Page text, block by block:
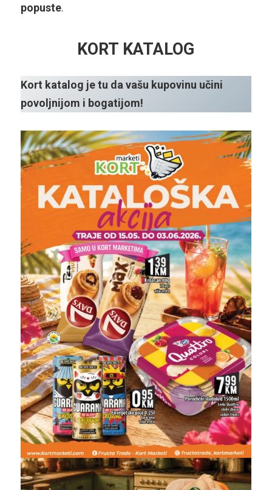
popuste.
KORT KATALOG
Kort katalog je tu da vašu kupovinu učini
povoljnijom i bogatijom!